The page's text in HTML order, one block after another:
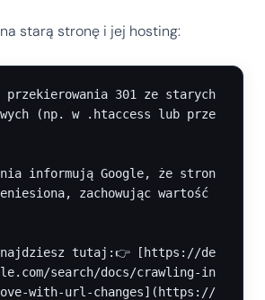
starą stronę i jej hosting:
301 ze starych
(np. w .htaccess lub prze
informują Google, że stron
zachowując wartość
tutaj:👉 [https://de
search/docs/crawling-in
with-url-changes](https://